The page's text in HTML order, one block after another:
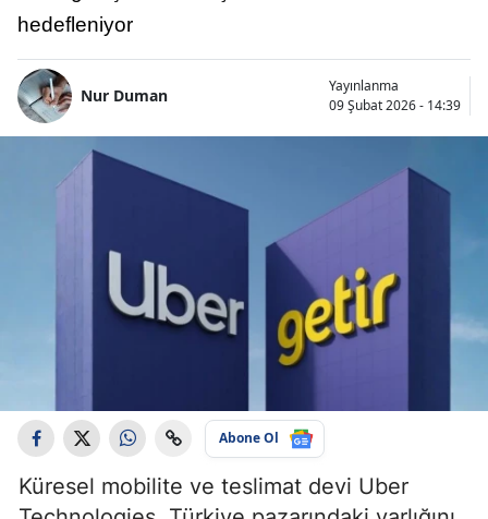
hedefleniyor
Nur Duman
Yayınlanma
09 Şubat 2026 - 14:39
Abone Ol
Küresel mobilite ve teslimat devi Uber